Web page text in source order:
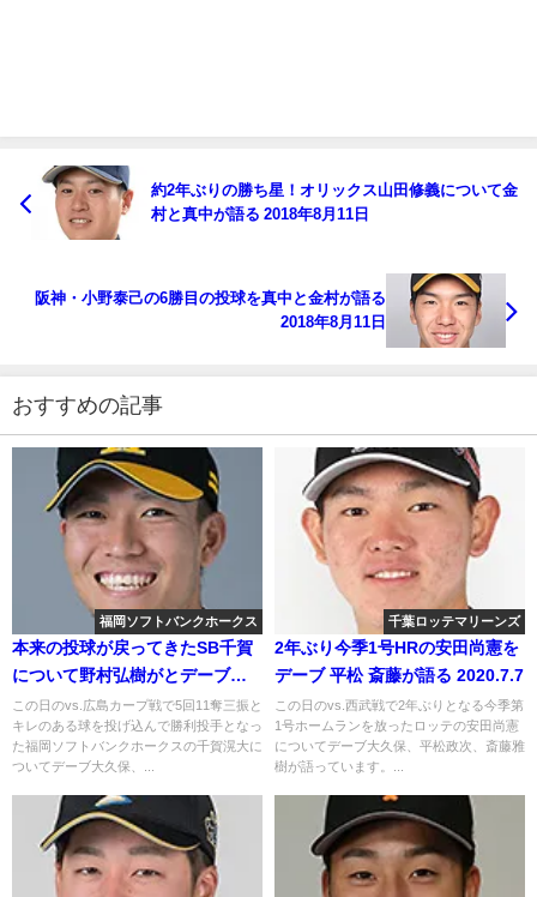
約2年ぶりの勝ち星！オリックス山田修義について金
村と真中が語る 2018年8月11日
阪神・小野泰己の6勝目の投球を真中と金村が語る
2018年8月11日
おすすめの記事
福岡ソフトバンクホークス
本来の投球が戻ってきたSB千賀
について野村弘樹がとデーブが
語る 2018年6月15日
この日のvs.広島カープ戦で5回11奪三振と
キレのある球を投げ込んで勝利投手となっ
た福岡ソフトバンクホークスの千賀滉大に
ついてデーブ大久保、...
千葉ロッテマリーンズ
2年ぶり今季1号HRの安田尚憲を
デーブ 平松 斎藤が語る 2020.7.7
この日のvs.西武戦で2年ぶりとなる今季第
1号ホームランを放ったロッテの安田尚憲
についてデーブ大久保、平松政次、斎藤雅
樹が語っています。...